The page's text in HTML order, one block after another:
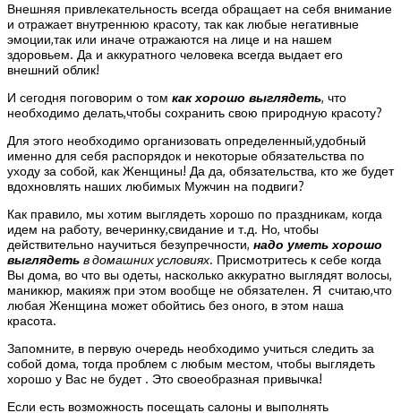
Внешняя привлекательность всегда обращает на себя внимание
и отражает внутреннюю красоту, так как любые негативные
эмоции,так или иначе отражаются на лице и на нашем
здоровьем. Да и аккуратного человека всегда выдает его
внешний облик!
И сегодня поговорим о том как хорошо выглядеть, что
необходимо делать,чтобы сохранить свою природную красоту?
Для этого необходимо организовать определенный,удобный
именно для себя распорядок и некоторые обязательства по
уходу за собой, как Женщины! Да да, обязательства, кто же будет
вдохновлять наших любимых Мужчин на подвиги?
Как правило, мы хотим выглядеть хорошо по праздникам, когда
идем на работу, вечеринку,свидание и т.д. Но, чтобы
действительно научиться безупречности, надо уметь хорошо
выглядеть в домашних условиях. Присмотритесь к себе когда
Вы дома, во что вы одеты, насколько аккуратно выглядят волосы,
маникюр, макияж при этом вообще не обязателен. Я считаю,что
любая Женщина может обойтись без оного, в этом наша
красота.
Запомните, в первую очередь необходимо учиться следить за
собой дома, тогда проблем с любым местом, чтобы выглядеть
хорошо у Вас не будет . Это своеобразная привычка!
Если есть возможность посещать салоны и выполнять